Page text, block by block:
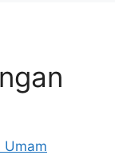
Umam